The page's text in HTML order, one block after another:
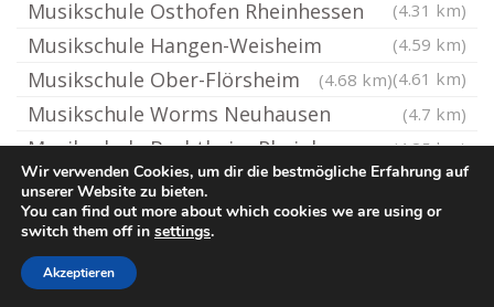
(4.31 km)
Musikschule Osthofen Rheinhessen
(4.59 km)
Musikschule Hangen-Weisheim
(4.61 km)
Musikschule Ober-Flörsheim (4.68 km)
Musikschule Worms Neuhausen (4.7 km)
Musikschule Bechtheim Rheinhessen (4.85 km)
© Ton-Musikschule.de
Impressum / Datenschutz
Wir verwenden Cookies, um dir die bestmögliche Erfahrung auf
unserer Website zu bieten.
You can find out more about which cookies we are using or
switch them off in settings.
Akzeptieren